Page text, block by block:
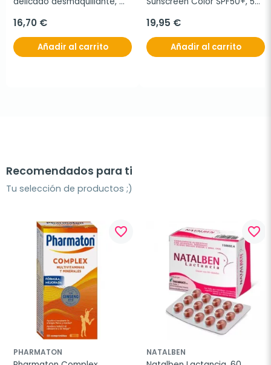
16,70 €
Añadir al carrito
19,95 €
Añadir al carrito
Recomendados para ti
Tu selección de productos ;)
favorite_border
PHARMATON
favorite_border
NATALBEN